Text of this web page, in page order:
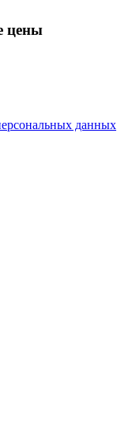
цены
данных